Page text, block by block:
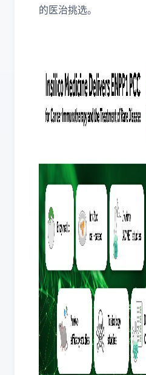
的医治挑选。